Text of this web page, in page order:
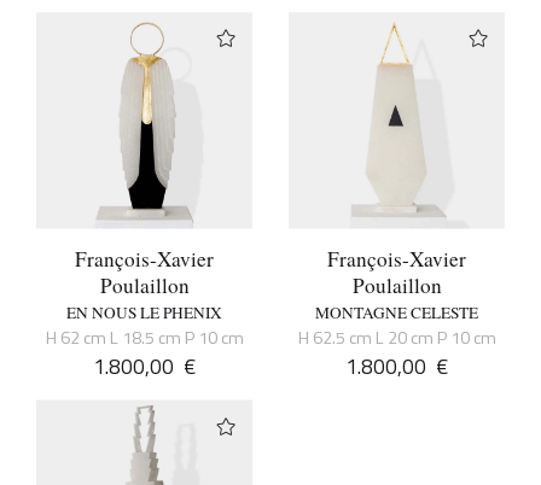
François-Xavier
Poulaillon
EN NOUS LE PHENIX
H 62 cm L 18.5 cm P 10 cm
1.800,00 €
François-Xavier
Poulaillon
MONTAGNE CELESTE
H 62.5 cm L 20 cm P 10 cm
1.800,00 €